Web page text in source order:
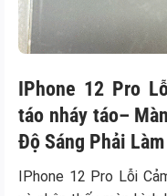
IPhone 12 Pro
táo nháy táo–
Độ Sáng Phải Làm
IPhone 12 Pro Lỗi